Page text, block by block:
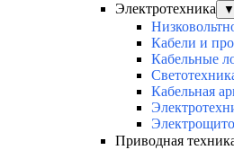
Электротехника ▼
Кабели и
Кабельные
Кабельная
Приводная